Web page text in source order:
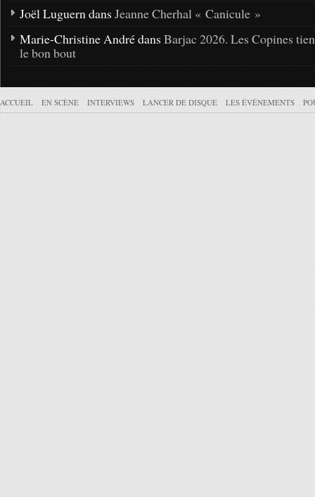
Joël Luguern dans Jeanne Cherhal « Canicule »
Marie-Christine André dans Barjac 2026. Les Copines
le bon bout
ACCUEIL EN SCÈNE INTERVIEWS LANCER DE DISQUE LES ÉVÉNEMENTS